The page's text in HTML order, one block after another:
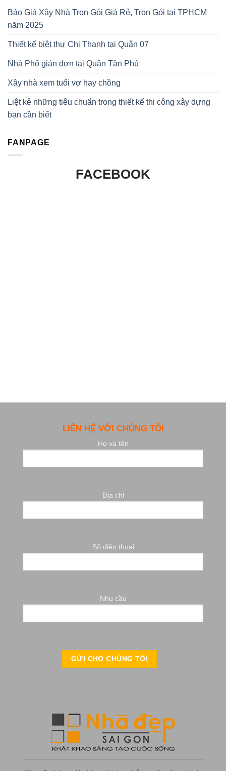
Báo Giá Xây Nhà Trọn Gói Giá Rẻ, Trọn Gói tại TPHCM
năm 2025
Thiết kế biệt thự Chị Thanh tại Quận 07
Nhà Phố giản đơn tại Quận Tân Phú
Xây nhà xem tuổi vợ hay chồng
Liệt kê những tiêu chuẩn trong thiết kế thi công xây dựng
bạn cần biết
FANPAGE
FACEBOOK
LIÊN HỆ VỚI CHÚNG TÔI
Họ và tên
Địa chỉ
Số điện thoại
Nhu cầu